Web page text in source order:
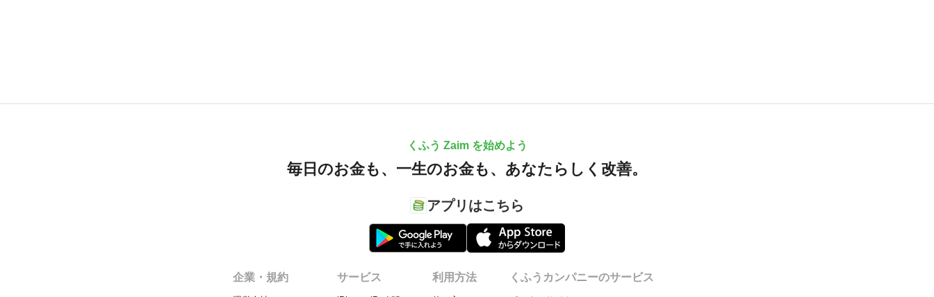
くふう Zaim を始めよう
毎日のお金も、 一生のお金も、 あなたらしく改善。
アプリはこちら
企業・規約 サービス 利用方法 くふうカンパニーのサービス